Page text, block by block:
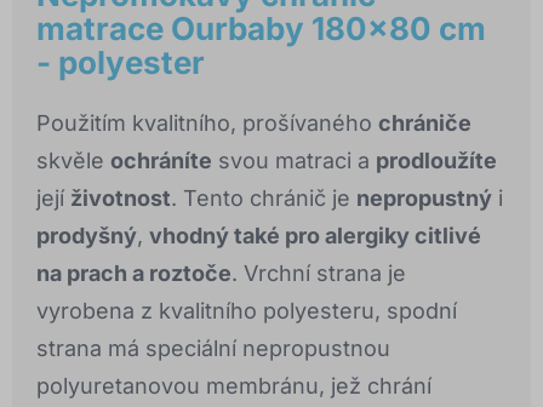
matrace Ourbaby 180x80 cm
- polyester
Použitím kvalitního, prošívaného chrániče
skvěle ochráníte svou matraci a prodloužíte
její životnost. Tento chránič je nepropustný i
prodyšný, vhodný také pro alergiky citlivé
na prach a roztoče. Vrchní strana je
vyrobena z kvalitního polyesteru, spodní
strana má speciální nepropustnou
polyuretanovou membránu, jež chrání